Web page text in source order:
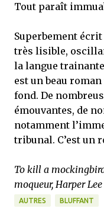
Tout paraît
Superbement
très lisible,
la langue
est un beau
fond. De
émouvantes, de
notamment
tribunal. C’est un
To kill a
moqueur, Harper Lee
AUTRES BLUFFANT